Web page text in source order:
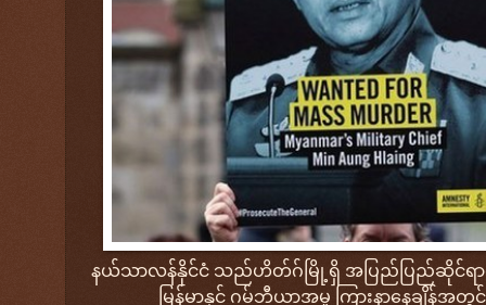
နယ်သာလန်နိုင်ငံ သည်ဟိတ်ဂ်မြို့ရှိ အပြည်ပြည်ဆိုင်ရာတ
မြန်မာနှင့် ဂမ်ဘီယာအမှု ကြားနာနေချိန်အတွ